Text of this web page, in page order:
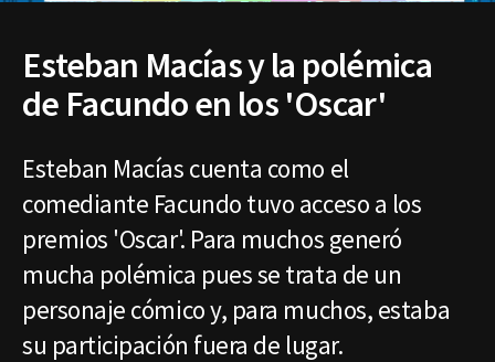
Esteban Macías y la polémica
de Facundo en los 'Oscar'
Esteban Macías cuenta como el
comediante Facundo tuvo acceso a los
premios 'Oscar'. Para muchos generó
mucha polémica pues se trata de un
personaje cómico y, para muchos, estaba
su participación fuera de lugar.